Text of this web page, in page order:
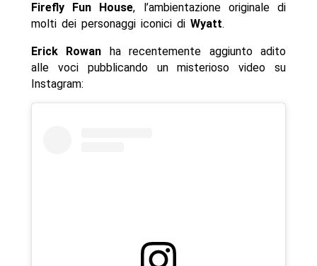
Firefly Fun House, l’ambientazione originale di
molti dei personaggi iconici di Wyatt.
Erick Rowan ha recentemente aggiunto adito
alle voci pubblicando un misterioso video su
Instagram: